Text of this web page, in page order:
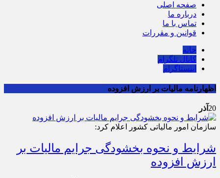
صفحه اصلی
درباره ما
تماس با ما
قوانین و مقررات
خانه
کانال تلگرام
اینستاگرام
اظهارنامه مالیات بر ارزش افزوده
20 آذر
سازمان امور مالیاتی کشور اعلام کرد:
شرایط و نحوه بخشودگی جرایم مالیات بر
ارزش افزوده